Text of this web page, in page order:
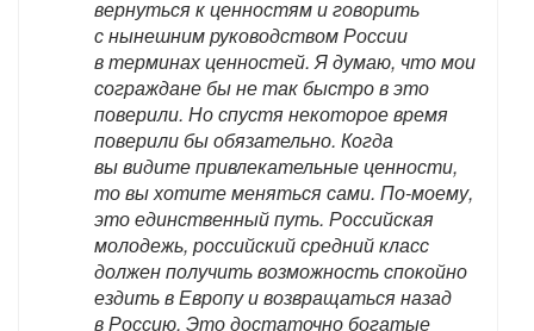
вернуться к ценностям и говорить
с нынешним руководством России
в терминах ценностей. Я думаю, что мои
сограждане бы не так быстро в это
поверили. Но спустя некоторое время
поверили бы обязательно. Когда
вы видите привлекательные ценности,
то вы хотите меняться сами. По-моему,
это единственный путь. Российская
молодежь, российский средний класс
должен получить возможность спокойно
ездить в Европу и возвращаться назад
в Россию. Это достаточно богатые